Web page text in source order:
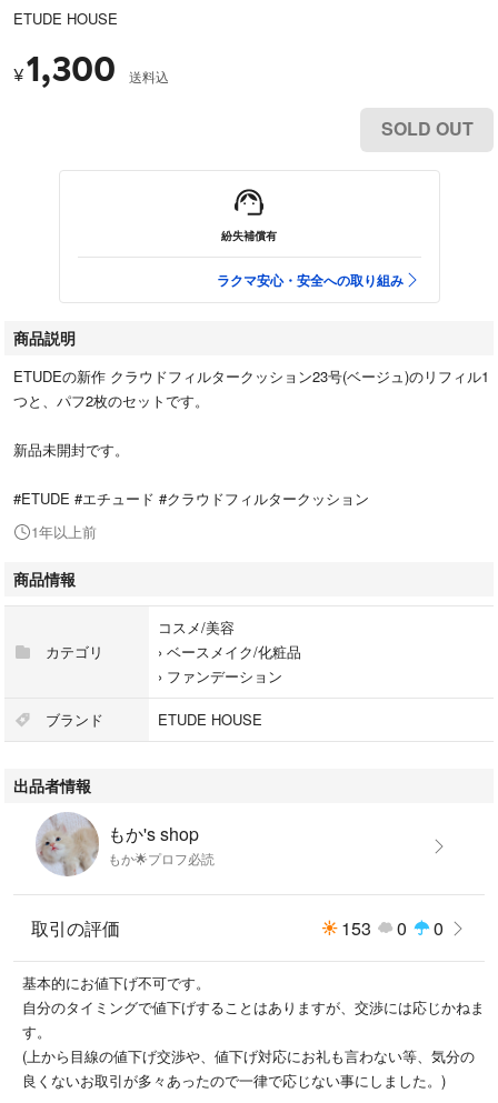
ETUDE HOUSE
¥1,300 送料込
SOLD OUT
紛失補償有
ラクマ安心・安全への取り組み
商品説明
ETUDEの新作 クラウドフィルタークッション23号(ベージュ)のリフィル1
つと、パフ2枚のセットです。
新品未開封です。
#ETUDE #エチュード #クラウドフィルタークッション
1年以上前
商品情報
カテゴリ
コスメ/美容
› ベースメイク/化粧品
› ファンデーション
ブランド ETUDE HOUSE
出品者情報
もか's shop
もか🌟プロフ必読
取引の評価 153 0 0
基本的にお値下げ不可です。
自分のタイミングで値下げすることはありますが、交渉には応じかねま
す。
(上から目線の値下げ交渉や、値下げ対応にお礼も言わない等、気分の
良くないお取引が多々あったので一律で応じない事にしました。)